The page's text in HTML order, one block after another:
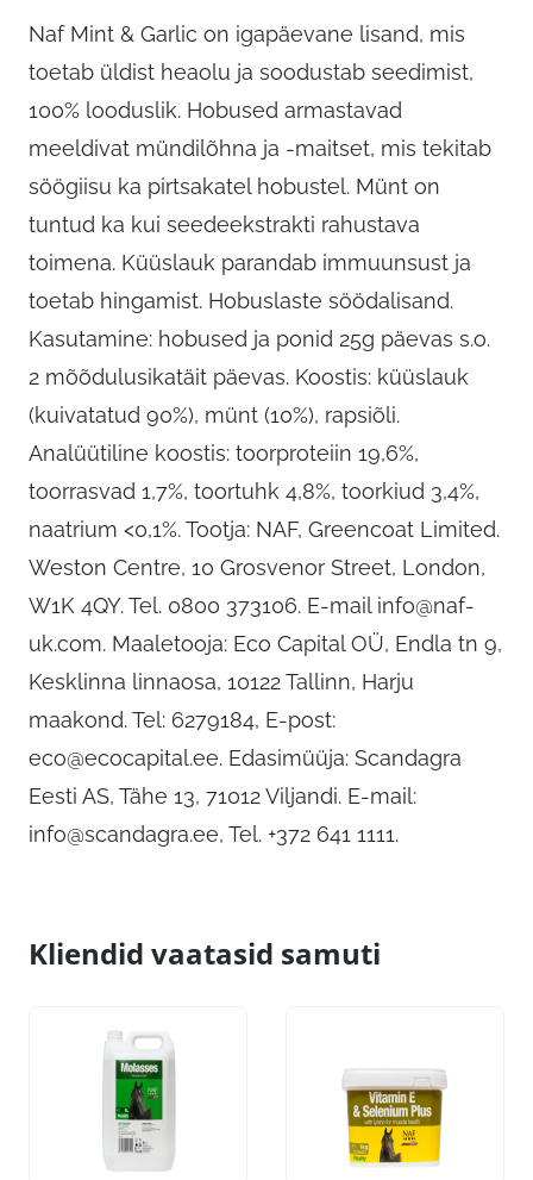
Naf Mint & Garlic on igapäevane lisand, mis
toetab üldist heaolu ja soodustab seedimist,
100% looduslik. Hobused armastavad
meeldivat mündilõhna ja -maitset, mis tekitab
söögiisu ka pirtsakatel hobustel. Münt on
tuntud ka kui seedeekstrakti rahustava
toimena. Küüslauk parandab immuunsust ja
toetab hingamist. Hobuslaste söödalisand.
Kasutamine: hobused ja ponid 25g päevas s.o.
2 mõõdulusikatäit päevas. Koostis: küüslauk
(kuivatatud 90%), münt (10%), rapsiõli.
Analüütiline koostis: toorproteiin 19,6%,
toorrasvad 1,7%, toortuhk 4,8%, toorkiud 3,4%,
naatrium <0,1%. Tootja: NAF, Greencoat Limited.
Weston Centre, 10 Grosvenor Street, London,
W1K 4QY. Tel. 0800 373106. E-mail info@naf-
uk.com. Maaletooja: Eco Capital OÜ, Endla tn 9,
Kesklinna linnaosa, 10122 Tallinn, Harju
maakond. Tel: 6279184, E-post:
eco@ecocapital.ee. Edasimüüja: Scandagra
Eesti AS, Tähe 13, 71012 Viljandi. E-mail:
info@scandagra.ee, Tel. +372 641 1111.
Kliendid vaatasid samuti